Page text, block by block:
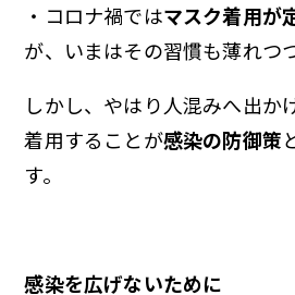
・コロナ禍ではマスク着用が
が、いまはその習慣も薄れつ
しかし、やはり人混みへ出か
着用することが感染の防御策
す。
感染を広げないために